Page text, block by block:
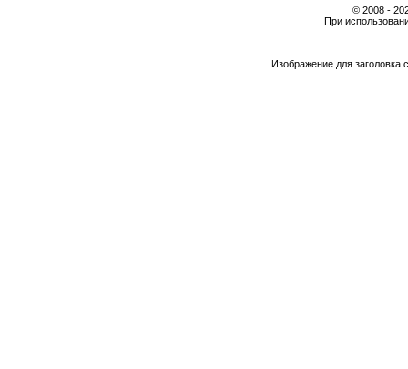
© 2008 -
При
Изображение для